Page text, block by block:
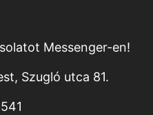
Messenger-en!
Szugló utca 81.